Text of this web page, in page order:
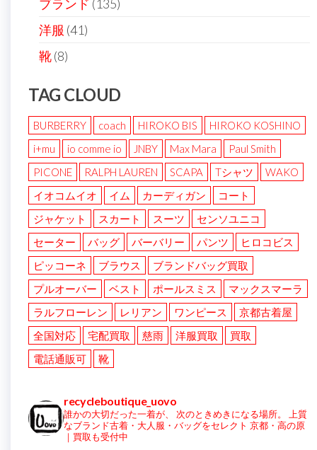
ブランド (135)
洋服 (41)
靴(8)
TAG CLOUD
BURBERRY coach HIROKO BIS
HIROKO KOSHINO
i+mu
io comme io JNBY Max Mara
Paul Smith
PICONE
RALPH LAUREN SCAPA Tシャツ
WAKO
イオコムイオ
イム カーディガン
コート
ジャケット
スカート スーツ
センソユニコ
セーター
バッグ バーバリー パンツ
ヒロコビス
ピッコーネ
ブラウス
ブランドバッグ買取
プルオーバー
ベスト ポールスミス
マックスマーラ
ラルフローレン
レリアン ワンピース
京都古着屋
全国対応
宅配買取 慈雨 洋服買取
買取
電話通販可
靴
recycleboutique_uovo
誰かの大切だった一着が、 次のときめきになる場所。
上質
なブランド古着・大人服・バッグをセレクト 京都・高の原
｜買取も受付中